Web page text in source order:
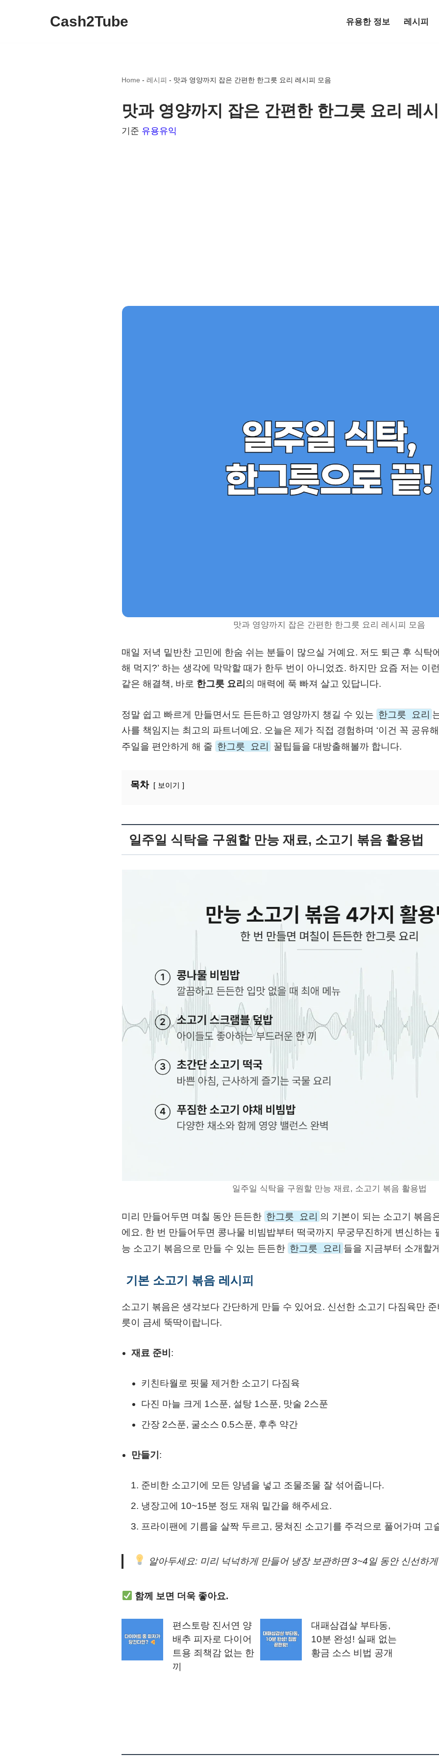
Cash2Tube 유용한 정보 레시피
Home -레시피 - 맛과 영양까지 잡은 간편한 한그릇 요리 레시피 모음
맛과 영양까지 잡은 간편한 한그릇 요리 레
기준 유용유익
맛과 영양까지 잡은 간편한 한그릇 요리 레시피 모음
매일 저녁 밑반찬 고민에 한숨 쉬는 분들이 많으실 거예요. 저도 퇴근 후 식탁
해 먹지?’ 하는 생각에 막막할 때가 한두 번이 아니었죠. 하지만 요즘 저는 이
같은 해결책, 바로 한그릇 요리 의 매력에 푹 빠져 살고 있답니다.
정말 쉽고 빠르게 만들면서도 든든하고 영양까지 챙길 수 있는 한그릇 요리
사를 책임지는 최고의 파트너예요. 오늘은 제가 직접 경험하며 ‘이건 꼭 공유
주일을 편안하게 해 줄 한그릇 요리 꿀팁들을 대방출해볼까 합니다.
목차 보이기
일주일 식탁을 구원할 만능 재료, 소고기 볶음 활용법
일주일 식탁을 구원할 만능 재료, 소고기 볶음 활용법
미리 만들어두면 며칠 동안 든든한 한그릇 요리 의 기본이 되는 소고기 볶음
에요. 한 번 만들어두면 콩나물 비빔밥부터 떡국까지 무궁무진하게 변신하는
능 소고기 볶음으로 만들 수 있는 든든한 한그릇 요리 들을 지금부터 소개할
기본 소고기 볶음 레시피
소고기 볶음은 생각보다 간단하게 만들 수 있어요. 신선한 소고기 다짐육만
릇이 금세 뚝딱이랍니다.
재료 준비 :
키친타월로 핏물 제거한 소고기 다짐육
다진 마늘 크게 1스푼, 설탕 1스푼, 맛술 2스푼
간장 2스푼, 굴소스 0.5스푼, 후추 약간
만들기 :
준비한 소고기에 모든 양념을 넣고 조물조물 잘 섞어줍니다.
냉장고에 10~15분 정도 재워 밑간을 해주세요.
프라이팬에 기름을 살짝 두르고, 뭉쳐진 소고기를 주걱으로 풀어가며 고
알아두세요: 미리 넉넉하게 만들어 냉장 보관하면 3~4일 동안 신선하
함께 보면 더욱 좋아요.
편스토랑 진서연 양
배추 피자로 다이어
트용 죄책감 없는 한
끼
대패삼겹살 부타동,
10분 완성! 실패 없는
황금 소스 비법 공개